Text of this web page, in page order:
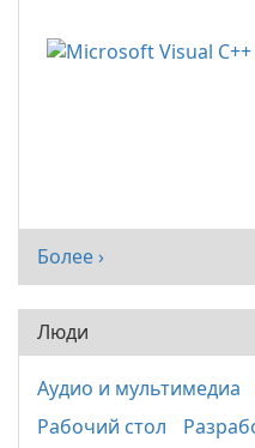
Более ›
Люди
Аудио и мультимедиа
Рабочий стол